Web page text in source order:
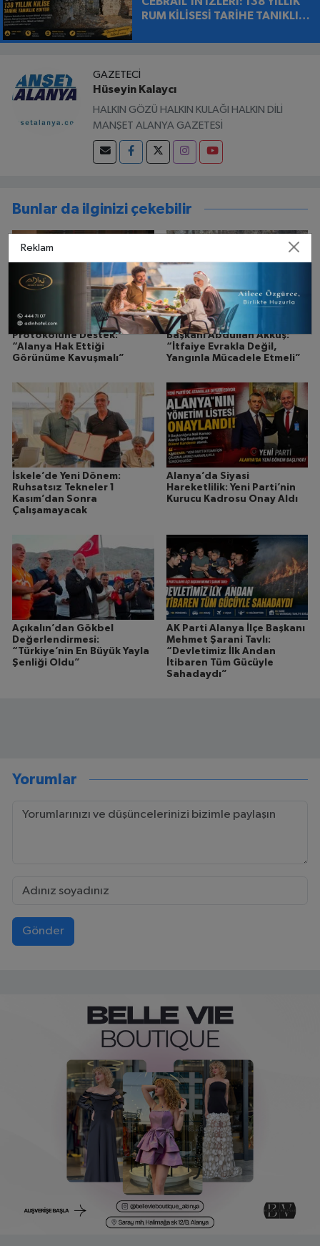
RUM KİLİSESİ TARİHE TANIKLIK
GAZETECI
Hüseyin Kalaycı
HALKIN GÖZÜ HALKIN KULAĞI HALKIN DİLİ
MANŞET ALANYA GAZETESİ
Bunlar da ilginizi çekebilir
AK Parti’den İskele
Protokolüne Destek:
“Alanya Hak Ettiği
Görünüme Kavuşmalı”
Anahtar Parti Alanya İlçe
Başkanı Abdullah Akkuş:
“İtfaiye Evrakla Değil,
Yangınla Mücadele Etmeli”
İskele’de Yeni Dönem:
Ruhsatsız Tekneler 1
Kasım’dan Sonra
Çalışamayacak
Alanya’da Siyasi
Hareketlilik: Yeni Parti’nin
Kurucu Kadrosu Onay Aldı
Açıkalın’dan Gökbel
Değerlendirmesi:
“Türkiye’nin En Büyük Yayla
Şenliği Oldu”
AK Parti Alanya İlçe Başkanı
Mehmet Şarani Tavlı:
“Devletimiz İlk Andan
İtibaren Tüm Gücüyle
Sahadaydı”
Yorumlar
Gönder
Reklam